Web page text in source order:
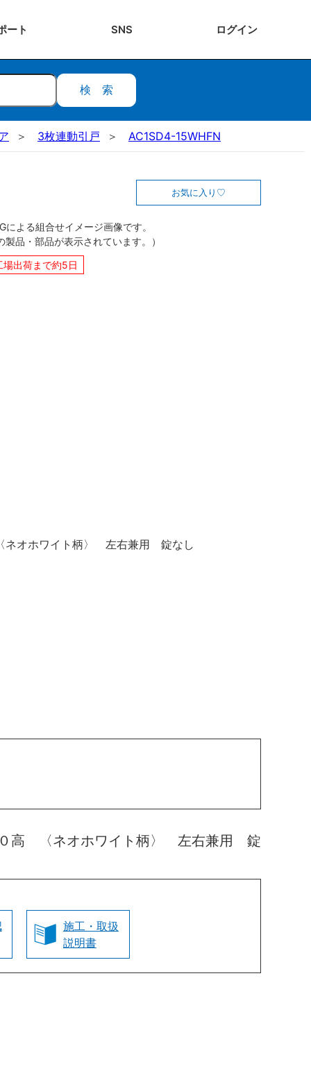
ート SNS ログイン
検索
3枚連動引戸 AC1SD4-15WHFN
お気に入り
による組合せイメージ画像です。
製品・部品が表示されています。）
場出荷まで約5日
高 〈ネオホワイト柄〉 左右兼用 錠
施工・取扱
説明書